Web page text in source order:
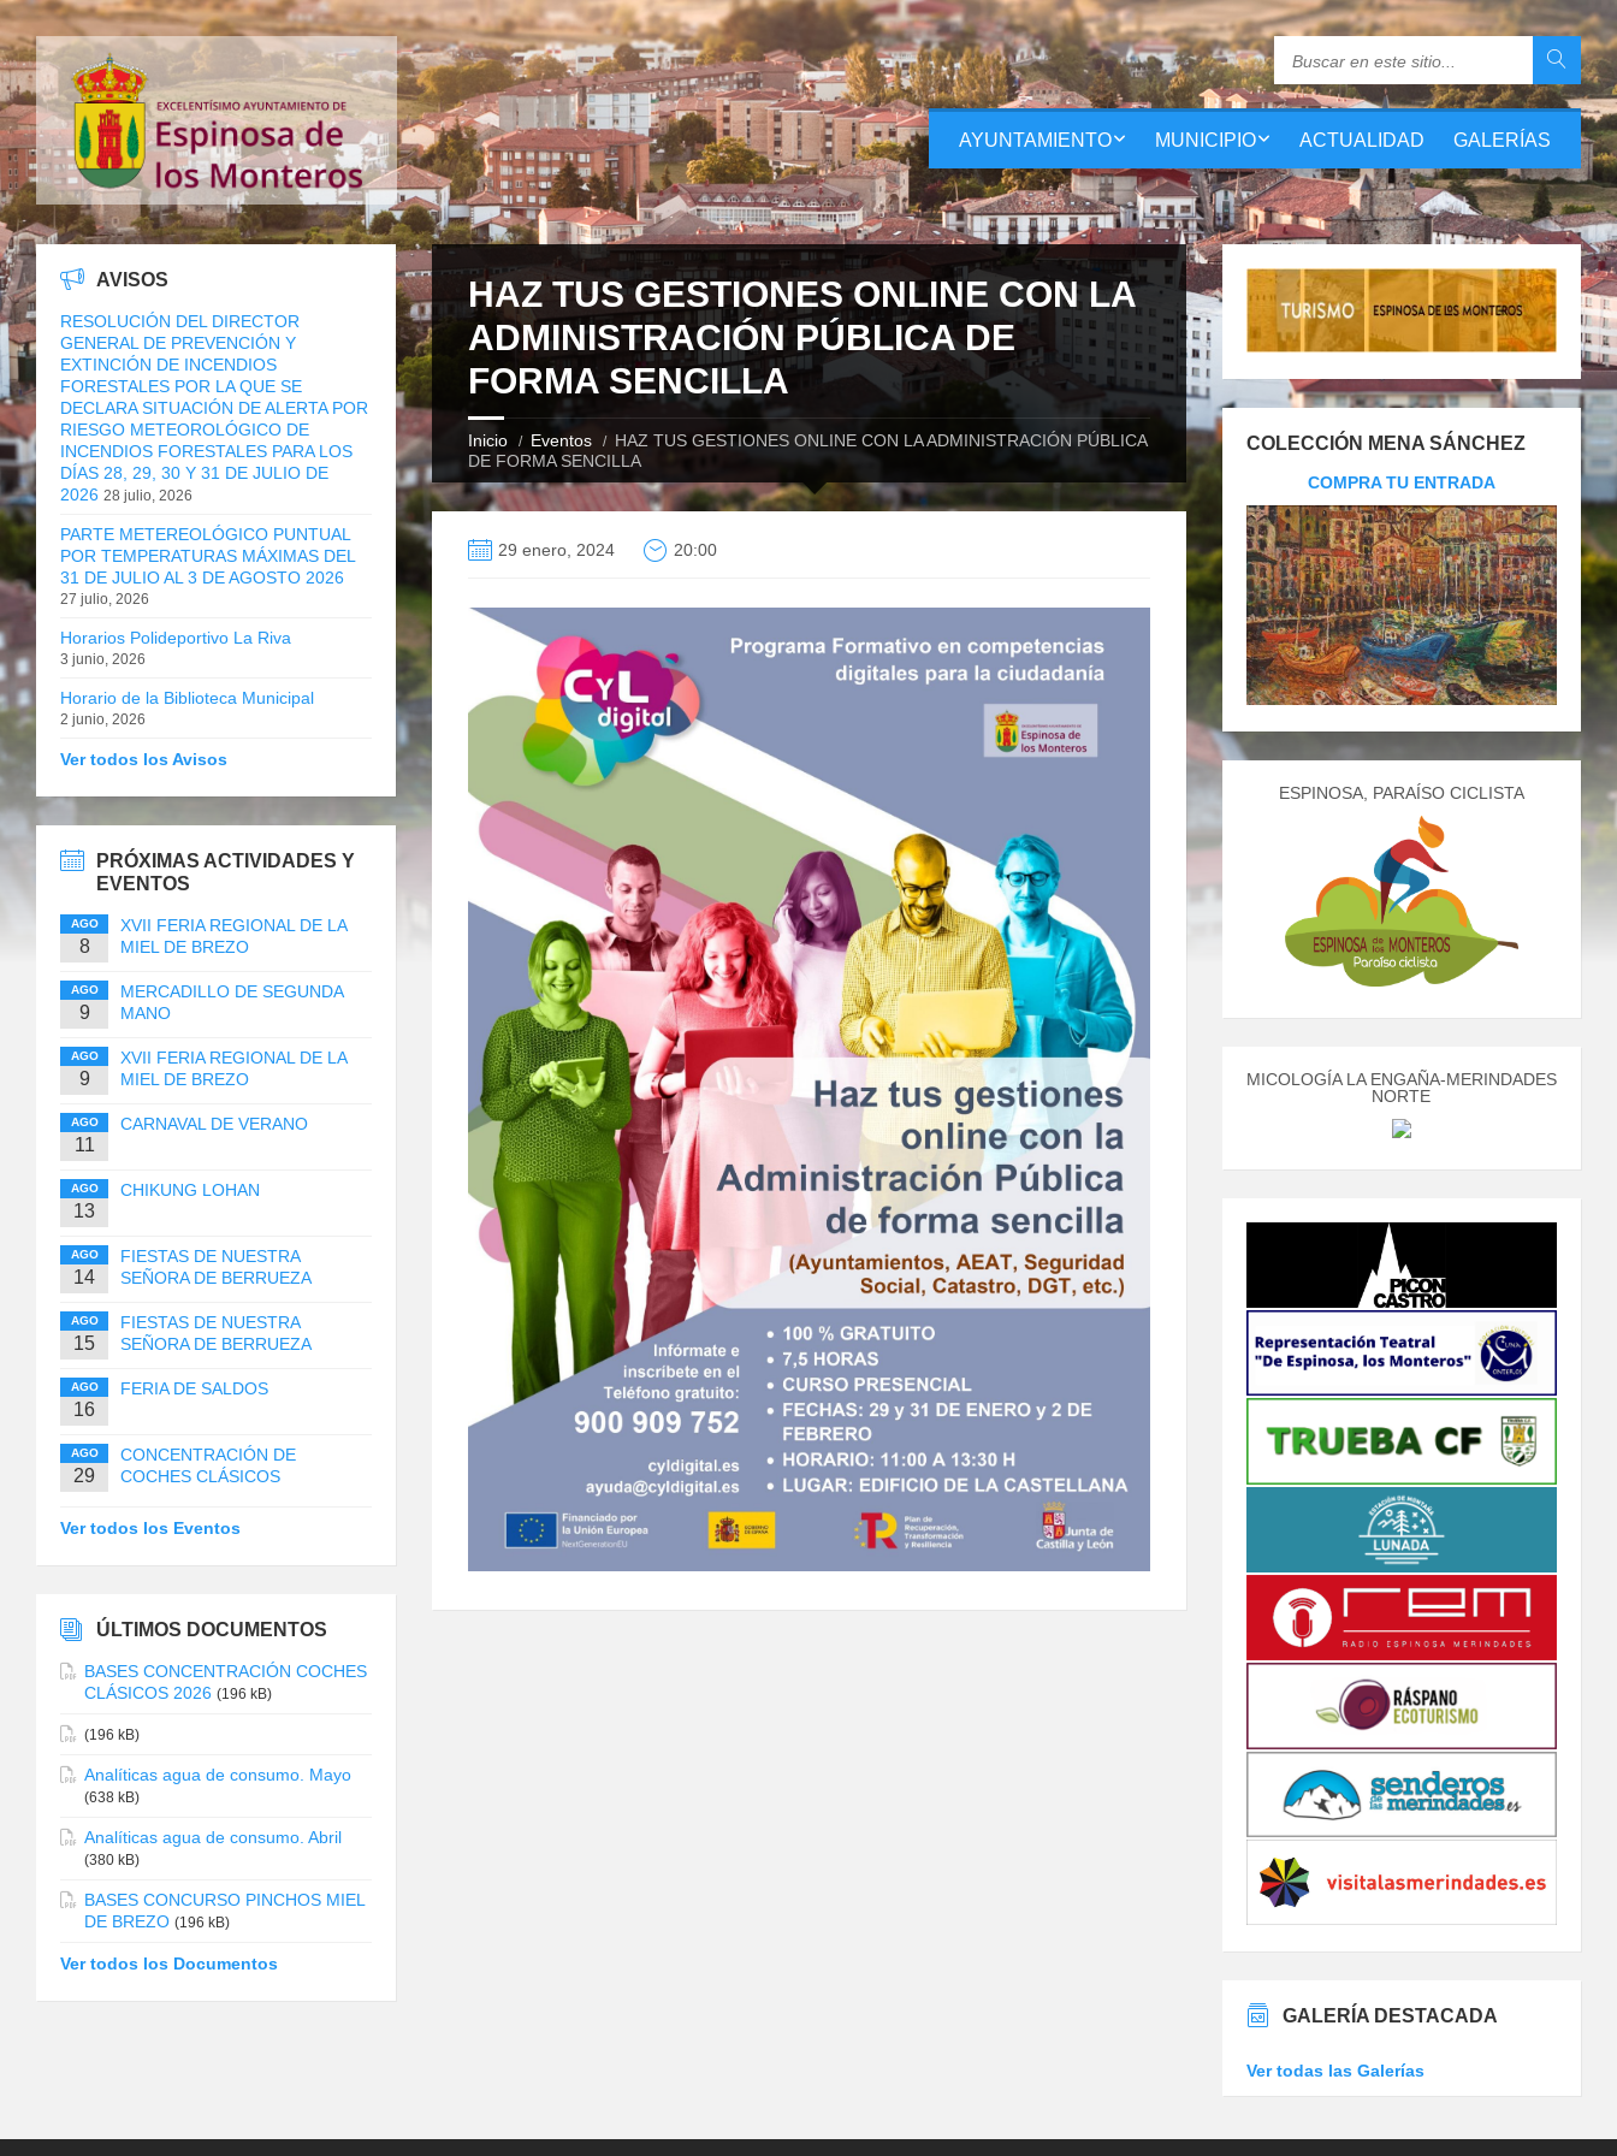
AYUNTAMIENTO MUNICIPIO ACTUALIDAD GALERÍAS
HAZ TUS GESTIONES ONLINE CON LA
ADMINISTRACIÓN PÚBLICA DE
FORMA SENCILLA
Inicio Eventos
HAZ TUS GESTIONES ONLINE CON LA ADMINISTRACIÓN PÚBLICA
DE FORMA SENCILLA
29 enero, 2024 20:00
AVISOS
RESOLUCIÓN DEL DIRECTOR
GENERAL DE PREVENCIÓN Y
EXTINCIÓN DE INCENDIOS
FORESTALES POR LA QUE SE
DECLARA SITUACIÓN DE ALERTA POR
RIESGO METEOROLÓGICO DE
INCENDIOS FORESTALES PARA LOS
DÍAS 28, 29, 30 Y 31 DE JULIO DE
2026 28 julio, 2026
PARTE METEREOLÓGICO PUNTUAL
POR TEMPERATURAS MÁXIMAS DEL
31 DE JULIO AL 3 DE AGOSTO 2026
27 julio, 2026
Horarios Polideportivo La Riva
3 junio, 2026
Horario de la Biblioteca Municipal
2 junio, 2026
Ver todos los Avisos
PRÓXIMAS ACTIVIDADES Y
EVENTOS
AGO
8
XVII FERIA REGIONAL DE LA
MIEL DE BREZO
AGO
9
MERCADILLO DE SEGUNDA
MANO
AGO
9
XVII FERIA REGIONAL DE LA
MIEL DE BREZO
AGO
11
CARNAVAL DE VERANO
AGO
13
CHIKUNG LOHAN
AGO
14
FIESTAS DE NUESTRA
SEÑORA DE BERRUEZA
AGO
15
FIESTAS DE NUESTRA
SEÑORA DE BERRUEZA
AGO
16
FERIA DE SALDOS
AGO
29
CONCENTRACIÓN DE
COCHES CLÁSICOS
Ver todos los Eventos
ÚLTIMOS DOCUMENTOS
BASES CONCENTRACIÓN COCHES
CLÁSICOS 2026 (196 kB)
(196 kB)
Analíticas agua de consumo. Mayo
(638 kB)
Analíticas agua de consumo. Abril
(380 kB)
BASES CONCURSO PINCHOS MIEL
DE BREZO (196 kB)
Ver todos los Documentos
COLECCIÓN MENA SÁNCHEZ
COMPRA TU ENTRADA
ESPINOSA, PARAÍSO CICLISTA
MICOLOGÍA LA ENGAÑA-MERINDADES
NORTE
GALERÍA DESTACADA
Ver todas las Galerías